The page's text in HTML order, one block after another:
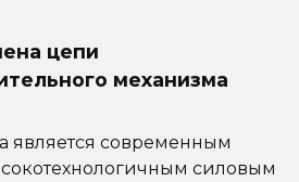
цепи
механизма
является современным
силовым